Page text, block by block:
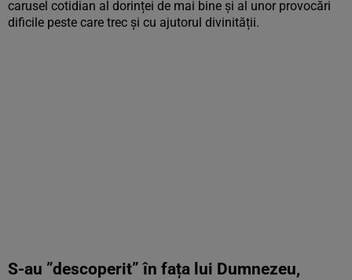
carusel cotidian al dorinței de mai bine și al unor provocări
dificile peste care trec și cu ajutorul divinității.
S-au ”descoperit” în fața lui Dumnezeu,